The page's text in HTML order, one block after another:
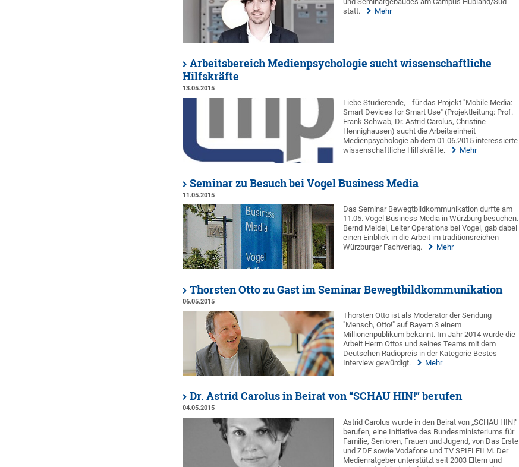
statt.
Mehr
Arbeitsbereich Medienpsychologie sucht wissenschaftliche
Hilfskräfte
13.05.2015
Liebe Studierende,
für das Projekt "Mobile Media:
Smart Devices for Smart Use" (Projektleitung: Prof.
Frank Schwab, Dr. Astrid Carolus, Christine
Hennighausen) sucht die Arbeitseinheit
Medienpsychologie ab dem 01.06.2015 interessierte
wissenschaftliche Hilfskräfte.
Mehr
Seminar zu Besuch bei Vogel Business Media
11.05.2015
Das Seminar Bewegtbildkommunikation durfte am
11.05. Vogel Business Media in Würzburg besuchen.
Bernd Meidel, Leiter Operations bei Vogel, gab dabei
einen Einblick in die Arbeit im traditionsreichen
Würzburger Fachverlag.
Mehr
Thorsten Otto zu Gast im Seminar Bewegtbildkommunikation
06.05.2015
Thorsten Otto ist als Moderator der Sendung
"Mensch, Otto!" auf Bayern 3 einem
Millionenpublikum bekannt. Im Jahr 2014 wurde die
Arbeit Herrn Ottos und seines Teams mit dem
Deutschen Radiopreis in der Kategorie Bestes
Interview gewürdigt.
Mehr
Dr. Astrid Carolus in Beirat von “SCHAU HIN!“ berufen
04.05.2015
Astrid Carolus wurde in den Beirat von „SCHAU HIN!“
berufen, eine Initiative des Bundesministeriums für
Familie, Senioren, Frauen und Jugend, von Das Erste
und ZDF sowie Vodafone und TV SPIELFILM. Der
Medienratgeber unterstützt seit 2003 Eltern und